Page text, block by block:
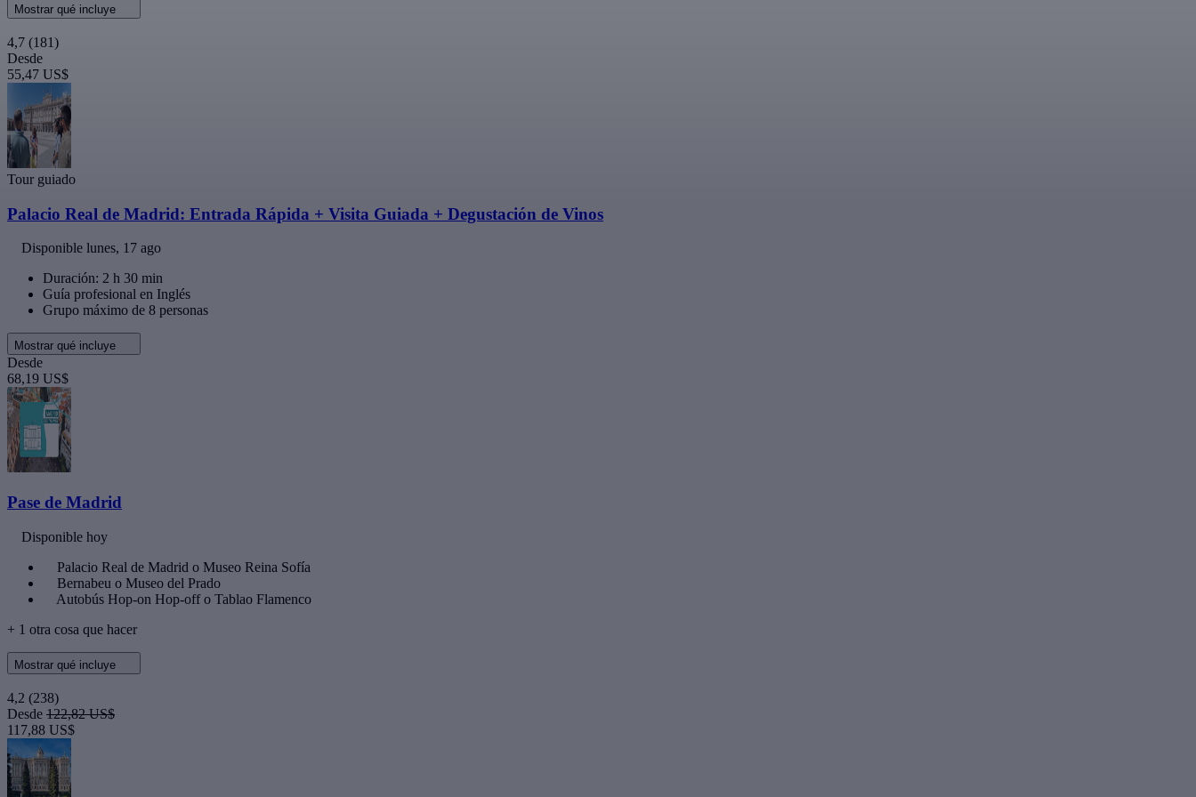
Mostrar qué incluye
4,7 (181)
Desde
55,47 US$
Tour guiado
Palacio Real de Madrid: Entrada Rápida + Visita Guiada + Degustación de Vinos
Disponible lunes, 17 ago
Duración: 2 h 30 min
Guía profesional en Inglés
Grupo máximo de 8 personas
Mostrar qué incluye
Desde
68,19 US$
Pase de Madrid
Disponible hoy
Palacio Real de Madrid o Museo Reina Sofía
Bernabeu o Museo del Prado
Autobús Hop-on Hop-off o Tablao Flamenco
+ 1 otra cosa que hacer
Mostrar qué incluye
4,2 (238)
Desde 122,82 US$
117,88 US$